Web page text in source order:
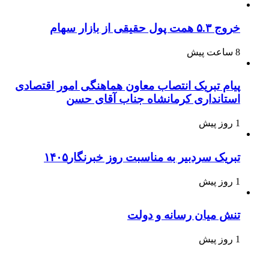
خروج ۵.۳ همت پول حقیقی از بازار سهام
8 ساعت پیش
پیام تبریک انتصاب معاون هماهنگی امور اقتصادی
استانداری کرمانشاه جناب آقای حسن
1 روز پیش
تبریک سردبیر به مناسبت روز خبرنگار۱۴۰۵
1 روز پیش
تنش میان رسانه و دولت
1 روز پیش